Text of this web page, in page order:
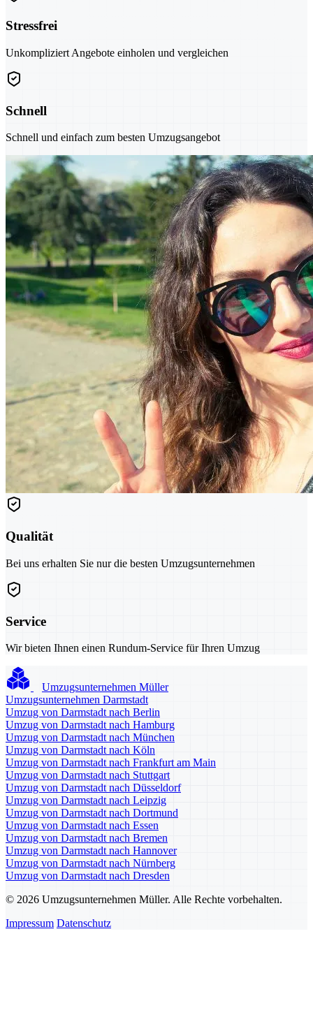
Stressfrei
Unkompliziert Angebote einholen und vergleichen
Schnell
Schnell und einfach zum besten Umzugsangebot
Qualität
Bei uns erhalten Sie nur die besten Umzugsunternehmen
Service
Wir bieten Ihnen einen Rundum-Service für Ihren Umzug
Umzugsunternehmen Müller
Umzugsunternehmen Darmstadt
Umzug von Darmstadt nach Berlin
Umzug von Darmstadt nach Hamburg
Umzug von Darmstadt nach München
Umzug von Darmstadt nach Köln
Umzug von Darmstadt nach Frankfurt am Main
Umzug von Darmstadt nach Stuttgart
Umzug von Darmstadt nach Düsseldorf
Umzug von Darmstadt nach Leipzig
Umzug von Darmstadt nach Dortmund
Umzug von Darmstadt nach Essen
Umzug von Darmstadt nach Bremen
Umzug von Darmstadt nach Hannover
Umzug von Darmstadt nach Nürnberg
Umzug von Darmstadt nach Dresden
© 2026 Umzugsunternehmen Müller. Alle Rechte vorbehalten.
Impressum Datenschutz